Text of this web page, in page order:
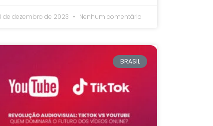
de dezembro de 2023 Nenhum comentário
BRASIL